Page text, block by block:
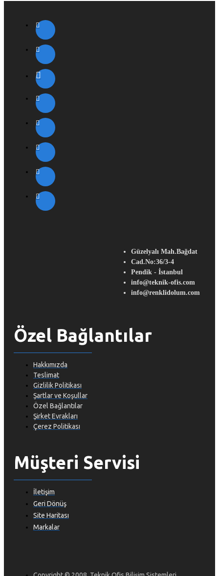
Güzelyalı Mah.Bağdat
Cad.No:36/3-4
Pendik - İstanbul
info@teknik-ofis.com
info@renklidolum.com
Özel Bağlantılar
Hakkımızda
Teslimat
Gizlilik Politikası
Şartlar ve Koşullar
Özel Bağlantılar
Şirket Evrakları
Çerez Politikası
Müşteri Servisi
İletişim
Geri Dönüş
Site Haritası
Markalar